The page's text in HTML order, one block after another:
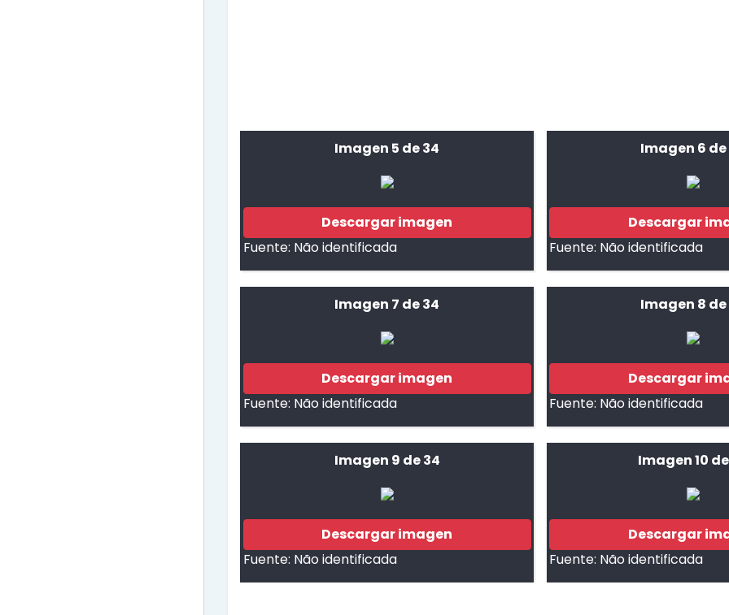
Imagen 5 de 34
Descargar imagen
Fuente: Não identificada
Imagen 6 de
Descargar
Fuente: Não identificada
Imagen 7 de 34
Descargar imagen
Fuente: Não identificada
Imagen 8 de
Descargar
Fuente: Não identificada
Imagen 9 de 34
Descargar imagen
Fuente: Não identificada
Imagen 10
Descargar
Fuente: Não identificada